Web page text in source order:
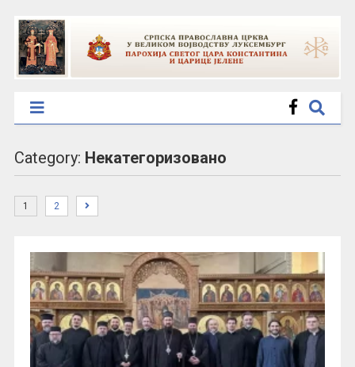
Category: Некатегоризовано
1 2